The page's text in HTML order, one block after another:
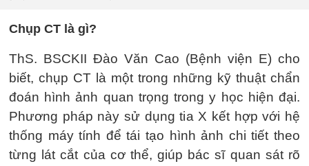
Chụp CT là gì?
ThS. BSCKII Đào Văn Cao (Bệnh viện E) cho
biết, chụp CT là một trong những kỹ thuật chẩn
đoán hình ảnh quan trọng trong y học hiện đại.
Phương pháp này sử dụng tia X kết hợp với hệ
thống máy tính để tái tạo hình ảnh chi tiết theo
từng lát cắt của cơ thể, giúp bác sĩ quan sát rõ